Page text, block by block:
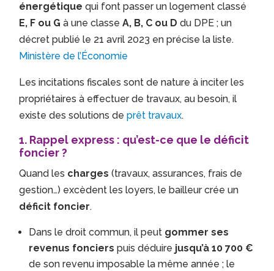
énergétique qui font passer un logement classé
E, F ou G à une classeA, B, C ou D du DPE ; un
décret publié le 21 avril 2023 en précise la liste.
Ministère de l’Économie
Les incitations fiscales sont de nature à inciter les
propriétaires à effectuer de travaux, au besoin, il
existe des solutions deprêt travaux.
1. Rappel express : qu’est-ce que le déficit
foncier ?
Quand les charges (travaux, assurances, frais de
gestion…) excèdent les loyers, le bailleur crée un
déficit foncier.
Dans le droit commun, il peut gommer ses
revenus fonciers puis déduire jusqu’à 10 700 €
de son revenu imposable la même année ; le